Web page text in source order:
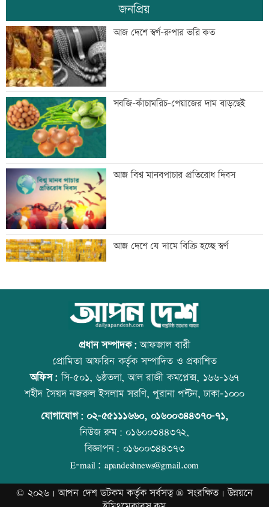
জিয়াউর রহমান দেশে প্রথম সবুজ বিপ্লবের
ডাক দিয়েছিলেন: পরিবেশমন্ত্রী
প্রথম শ্রেণিতে ভর্তি লটারিতে
মেঘনার ভাঙনরোধে জিও ব্যাগ প্রকল্পে
অনিয়ম, এলাকাবাসীর মানববন্ধন
বাংলাদেশি পাঁচ হাজার কৃষি শ্রমিক নেবে
ওমান
স্বর্ণ খাতকে আনুষ্ঠানিক কাঠামোয় আনছে
সরকার, মতামত চাইল মন্ত্রণালয়
গবেষণা-দক্ষতা উন্নয়নে বাংলাদেশ-অস্ট্রেলিয়ার
নতুন উদ্যোগ
বিমানবন্দরে বাড়ছে নিরাপত্তা, বসছে অ্যান্টি-
ড্রোন সিস্টেম
জনপ্রিয়
আজ দেশে স্বর্ণ-রুপার ভরি কত
সবজি-কাঁচামরিচ-পেয়াজের দাম বাড়ছেই
আজ বিশ্ব মানবপাচার প্রতিরোধ দিবস
আজ দেশে যে দামে বিক্রি হচ্ছে স্বর্ণ
আজ বিশ্ব বন্ধু দিবস
প্রতিমন্ত্রীকে ঘিরে ভাইরাল ভিডিওতে ছবি
জুড়ে অপপ্রচার: এলিন
বিশ্ব মাতৃদুগ্ধ দিবস আজ
প্রধান সম্পাদক:আফজাল বারী
প্রোমিতা আফরিন কর্তৃক সম্পাদিত ও প্রকাশিত
অফিস:সি-৫০১, ৬ষ্ঠতলা, আল রাজী কমপ্লেক্স, ১৬৬-১৬৭
শহীদ সৈয়দ নজরুল ইসলাম সরণি, পুরানা পল্টন, ঢাকা-১০০০
যোগাযোগ: ০২-৫৫১১১৬৬০, ০১৬০০৩৪৪৩৭০-৭১,
নিউজ রুম:০১৬০০৩৪৪৩৭২,
বিজ্ঞাপন: ০১৬০০৩৪৪৩৭৩
E-mail: apandeshnews@gmail.com
© ২০২৬ |আপন দেশ ডটকমকর্তৃক সর্বসত্ব ® সংরক্ষিত | উন্নয়নে